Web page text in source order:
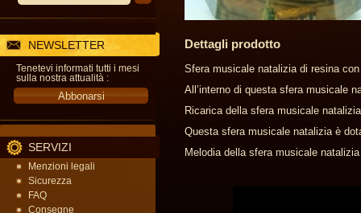
NEWSLETTER
Tenetevi informati tutti i mesi
sulla nostra attualità :
SERVIZI
Menzioni legali
Sicurezza
FAQ
Consegne
Dettagli prodotto
Sfera musicale natalizia di resina
All’interno di questa sfera musicale
Ricarica della sfera musicale
Questa sfera musicale natalizia è
Melodia della sfera musicale